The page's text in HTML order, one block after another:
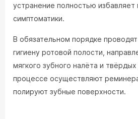
устранение полностью избавляет
симптоматики.
В обязательном порядке
гигиену ротовой полости,
мягкого зубного налёта и
процессе осуществляют
полируют зубные поверхности.